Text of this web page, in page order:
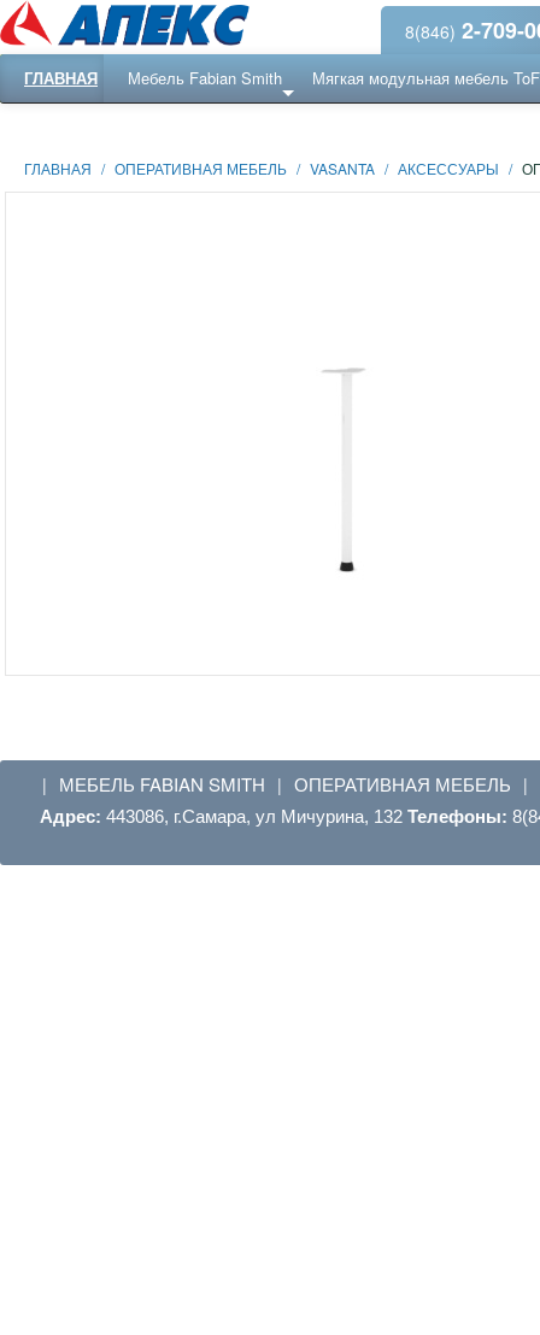
8(846) 2-709-
ГЛАВНАЯ Мебель Fabian Smith Мягкая модульная мебель
ГЛАВНАЯ / ОПЕРАТИВНАЯ МЕБЕЛЬ / VASANTA / АКСЕССУАРЫ /
| МЕБЕЛЬ FABIAN SMITH | ОПЕРАТИВНАЯ МЕБЕЛЬ |
Адрес: 443086, г.Самара, ул Мичурина, 132 Телефоны: